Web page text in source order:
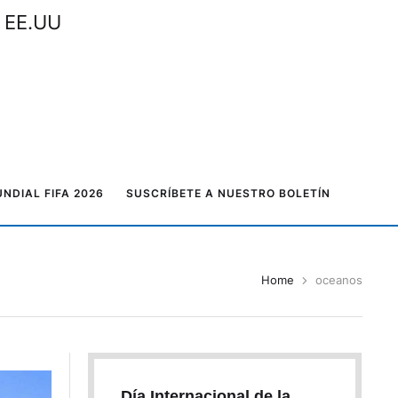
FIFA 2026 SUSCRÍBETE A NUESTRO BOLETÍN
Home oceanos